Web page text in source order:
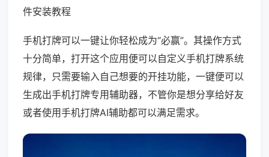
件安装教程
手机打牌可以一键让你轻松成为“必赢”。其操作方式
十分简单，打开这个应用便可以自定义手机打牌系统
规律，只需要输入自己想要的开挂功能，一键便可以
生成出手机打牌专用辅助器，不管你是想分享给好友
或者使用手机打牌AI辅助都可以满足需求。